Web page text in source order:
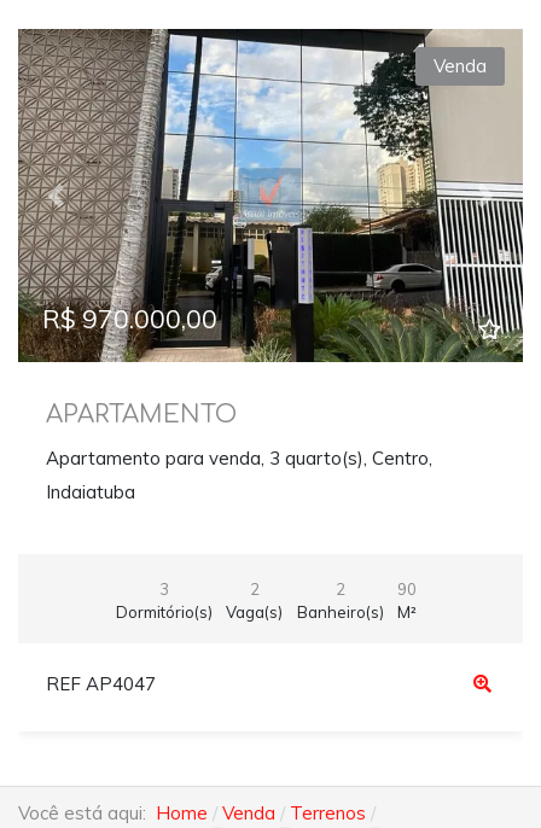
Previous Next
Venda
R$ 970.000,00
APARTAMENTO
Apartamento para venda, 3 quarto(s), Centro,
Indaiatuba
3
Dormitório(s)
2
Vaga(s)
2
Banheiro(s)
90
M²
REF AP4047
Você está aqui: Home Venda
Terrenos